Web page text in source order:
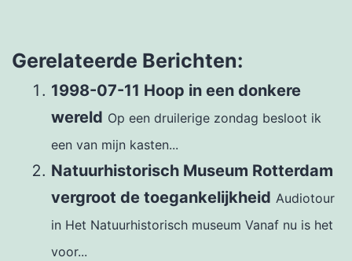
Gerelateerde Berichten:
1998-07-11 Hoop in een donkere
wereld Op een druilerige zondag besloot ik
een van mijn kasten...
Natuurhistorisch Museum Rotterdam
vergroot de toegankelijkheid Audiotour
in Het Natuurhistorisch museum Vanaf nu is het
voor...